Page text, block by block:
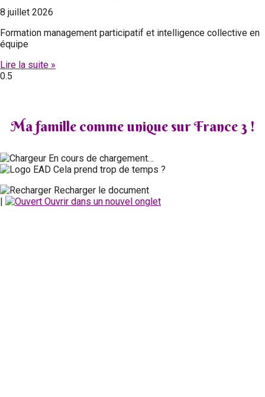
8 juillet 2026
Formation management participatif et intelligence collective en
équipe
Lire la suite »
Ma famille comme unique sur France 3 !
En cours de chargement…
Cela prend trop de temps ?
Recharger le document
|
Ouvrir dans un nouvel onglet